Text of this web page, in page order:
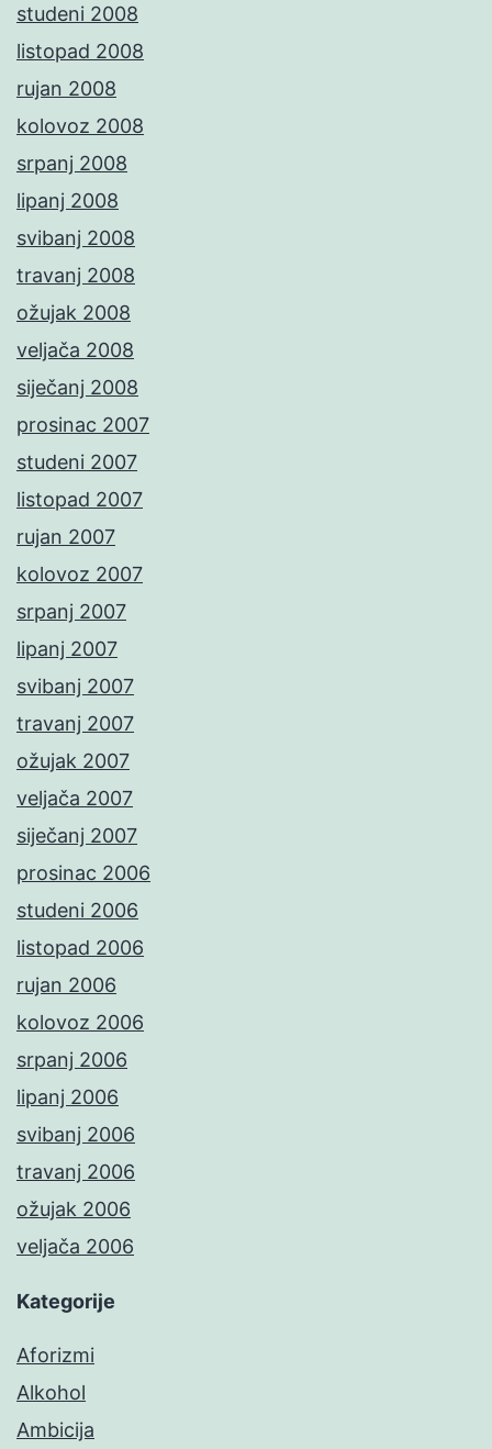
studeni 2008
listopad 2008
rujan 2008
kolovoz 2008
srpanj 2008
lipanj 2008
svibanj 2008
travanj 2008
ožujak 2008
veljača 2008
siječanj 2008
prosinac 2007
studeni 2007
listopad 2007
rujan 2007
kolovoz 2007
srpanj 2007
lipanj 2007
svibanj 2007
travanj 2007
ožujak 2007
veljača 2007
siječanj 2007
prosinac 2006
studeni 2006
listopad 2006
rujan 2006
kolovoz 2006
srpanj 2006
lipanj 2006
svibanj 2006
travanj 2006
ožujak 2006
veljača 2006
Kategorije
Aforizmi
Alkohol
Ambicija